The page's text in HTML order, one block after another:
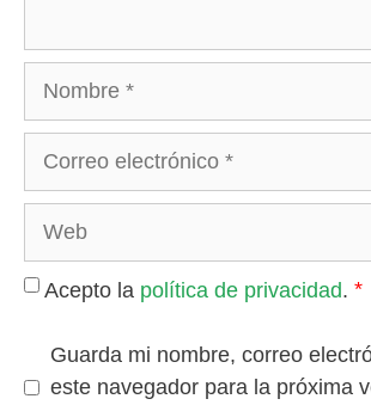
Nombre
Acepto la política de privacidad. *
Guarda mi nombre, correo
este navegador para la próxima